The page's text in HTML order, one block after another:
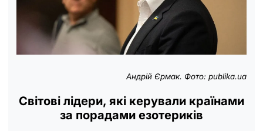
Андрій Єрмак. Фото: publika.ua
Світові лідери, які керували країнами
за порадами езотериків